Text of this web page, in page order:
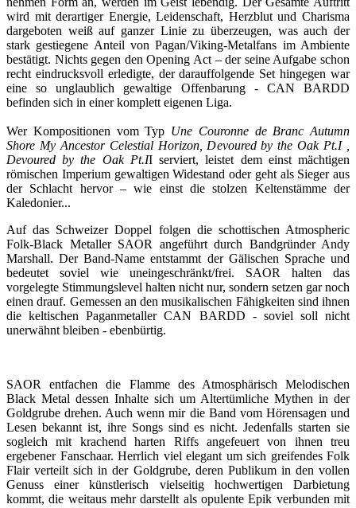
wird mit derartiger Energie, Leidenschaft, Herzblut und Charisma
dargeboten weiß auf ganzer Linie zu überzeugen, was auch der
stark gestiegene Anteil von Pagan/Viking-Metalfans im Ambiente
bestätigt. Nichts gegen den Opening Act – der seine Aufgabe schon
recht eindrucksvoll erledigte, der darauffolgende Set hingegen war
eine so unglaublich gewaltige Offenbarung - CAN BARDD
befinden sich in einer komplett eigenen Liga.
Wer Kompositionen vom Typ Une Couronne de Branc Autumn
Shore My Ancestor Celestial Horizon, Devoured by the Oak Pt.I ,
Devoured by the Oak Pt.II serviert, leistet dem einst mächtigen
römischen Imperium gewaltigen Widestand oder geht als Sieger aus
der Schlacht hervor – wie einst die stolzen Keltenstämme der
Kaledonier...
Auf das Schweizer Doppel folgen die schottischen Atmospheric
Folk-Black Metaller SAOR angeführt durch Bandgründer Andy
Marshall. Der Band-Name entstammt der Gälischen Sprache und
bedeutet soviel wie uneingeschränkt/frei. SAOR halten das
vorgelegte Stimmungslevel halten nicht nur, sondern setzen gar noch
einen drauf. Gemessen an den musikalischen Fähigkeiten sind ihnen
die keltischen Paganmetaller CAN BARDD - soviel soll nicht
unerwähnt bleiben - ebenbürtig.
SAOR entfachen die Flamme des Atmosphärisch Melodischen
Black Metal dessen Inhalte sich um Altertümliche Mythen in der
Goldgrube drehen. Auch wenn mir die Band vom Hörensagen und
Lesen bekannt ist, ihre Songs sind es nicht. Jedenfalls starten sie
sogleich mit krachend harten Riffs angefeuert von ihnen treu
ergebener Fanschaar. Herrlich viel elegant um sich greifendes Folk
Flair verteilt sich in der Goldgrube, deren Publikum in den vollen
Genuss einer künstlerisch vielseitig hochwertigen Darbietung
kommt, die weitaus mehr darstellt als opulente Epik verbunden mit